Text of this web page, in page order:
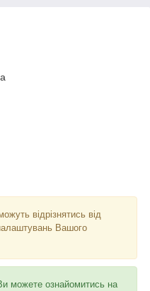
відрізнятись від
Вашого
можете ознайомитись на